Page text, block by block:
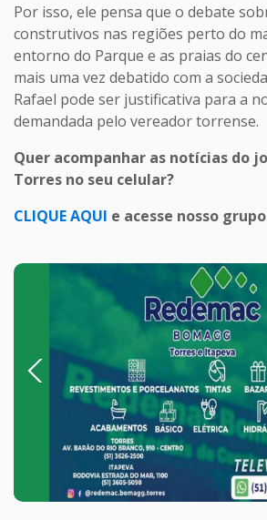
Por isso, ele pensa que o debate
construtivos nas regiões perto do
entorno do Parque e as praias do
mais uma vez debatido com a
Rafael pode ser justificativa para a
demandada pelo vereador torrense.
Quer acompanhar as notícias do
Torres no seu celular?
CLIQUE AQUI e acesse nosso
Previous